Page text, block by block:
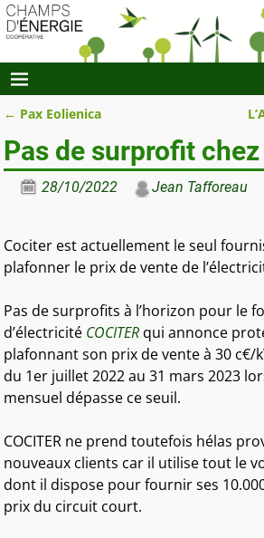
← Pax Eolienica
Pas de surprofit
28/10/2022 Jean Tafforeau
Cociter est actuellement le seul
plafonner le prix de vente de
Pas de surprofits à l’horizon pour le
d’électricité COCITER qui annonce
plafonnant son prix de vente à 30 c€/
du 1er juillet 2022 au 31 mars 2023
mensuel dépasse ce seuil.
COCITER ne prend toutefois hélas
nouveaux clients car il utilise tout le
dont il dispose pour fournir ses
prix du circuit court.